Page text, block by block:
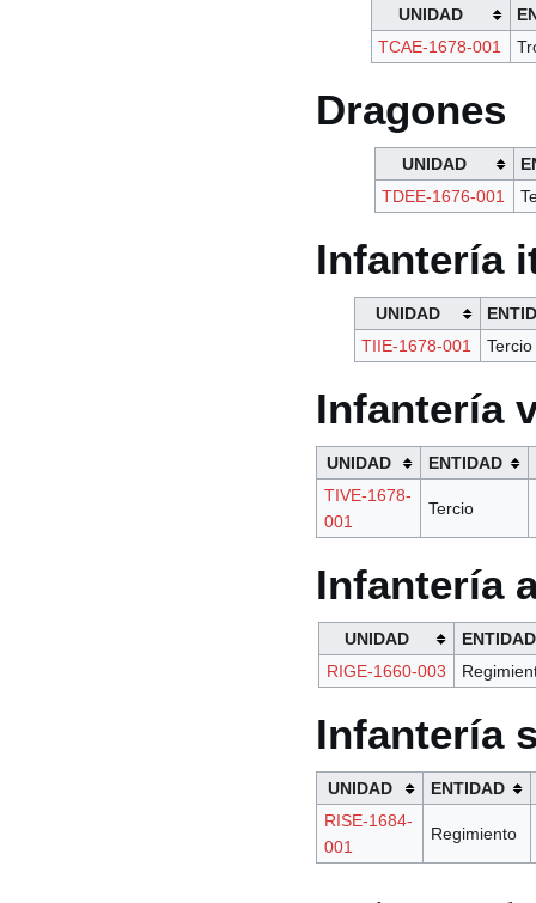
UNIDAD
TCAE-1678-001
Dragones
UNIDAD
TDEE-1676-001
Infantería
UNIDAD
TIIE-1678-001
Tercio
Infantería
UNIDAD ENTIDAD
TIVE-1678-
001
Tercio
Infantería
UNIDAD
ENTIDAD
RIGE-1660-003
Infantería
UNIDAD
ENTIDAD
RISE-1684-
001
Regimiento